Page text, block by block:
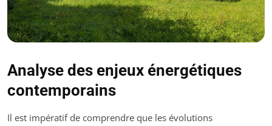
Analyse des enjeux énergétiques
contemporains
Il est impératif de comprendre que les évolutions